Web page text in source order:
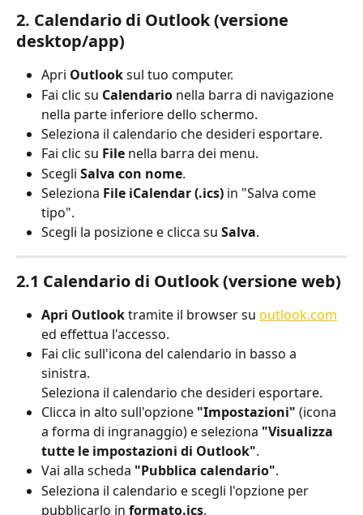
2. Calendario di Outlook (versione
desktop/app)
Apri Outlook sul tuo computer.
Fai clic su Calendario nella barra di navigazione
nella parte inferiore dello schermo.
Seleziona il calendario che desideri esportare.
Fai clic su File nella barra dei menu.
Scegli Salva con nome.
Seleziona File iCalendar (.ics) in "Salva come
tipo".
Scegli la posizione e clicca su Salva.
2.1 Calendario di Outlook (versione web)
Apri Outlook tramite il browser su outlook.com
ed effettua l'accesso.
Fai clic sull'icona del calendario in basso a
sinistra.
Seleziona il calendario che desideri esportare.
Clicca in alto sull'opzione "Impostazioni" (icona
a forma di ingranaggio) e seleziona "Visualizza
tutte le impostazioni di Outlook".
Vai alla scheda "Pubblica calendario".
Seleziona il calendario e scegli l'opzione per
pubblicarlo in formato.ics.